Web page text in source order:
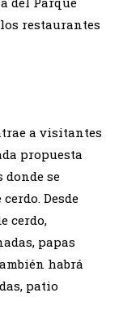
restaurantes
a visitantes
propuesta
se
Desde
cerdo,
papas
habrá
patio